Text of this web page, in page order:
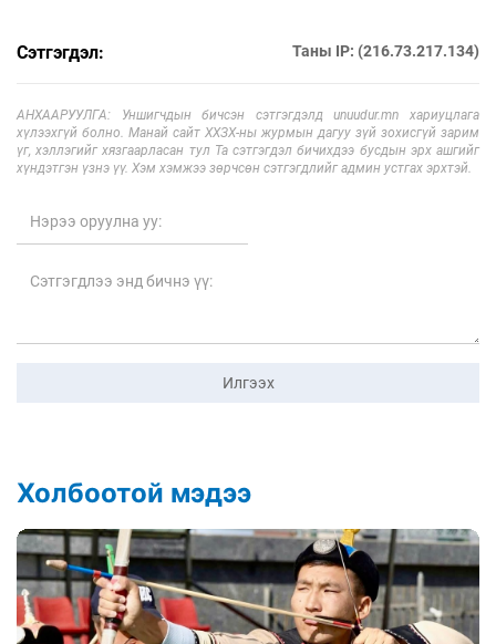
Сэтгэгдэл: Таны IP: (216.73.217.134)
АНХААРУУЛГА: Уншигчдын бичсэн сэтгэгдэлд unuudur.mn хариуцлага
хүлээхгүй болно. Манай сайт ХХЗХ-ны журмын дагуу зүй зохисгүй зарим
үг, хэллэгийг хязгаарласан тул Та сэтгэгдэл бичихдээ бусдын эрх ашгийг
хүндэтгэн үзнэ үү. Хэм хэмжээ зөрчсөн сэтгэгдлийг админ устгах эрхтэй.
Илгээх
Холбоотой мэдээ